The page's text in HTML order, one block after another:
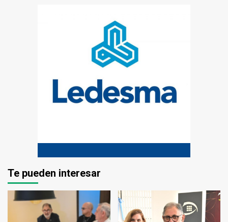
Te pueden interesar